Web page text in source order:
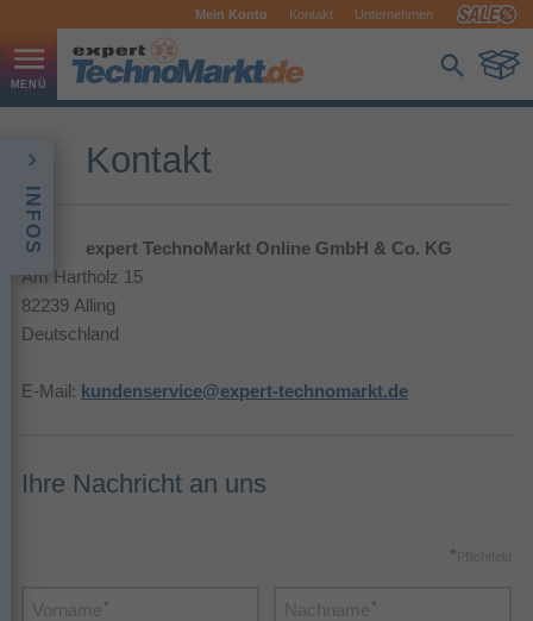
Mein Konto Kontakt Unternehmen
INFOS
Kontakt
expert TechnoMarkt Online GmbH & Co. KG
Am Hartholz 15
82239 Alling
Deutschland
E-Mail: kundenservice@expert-technomarkt.de
Ihre Nachricht an uns
*
Vorname* Nachname*